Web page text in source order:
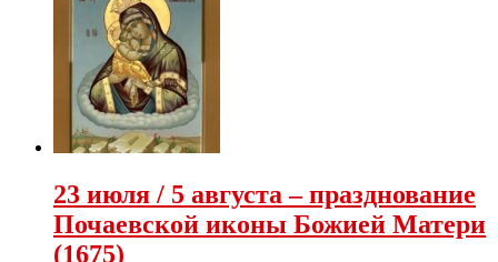
23 июля / 5 августа – празднование
Почаевской иконы Божией Матери
(1675)